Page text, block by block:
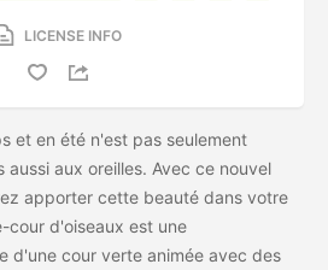
LICENSE INFO
et en été n'est pas seulement
aux oreilles. Avec ce nouvel
apporter cette beauté dans votre
cour d'oiseaux est une
d'une cour verte animée avec des